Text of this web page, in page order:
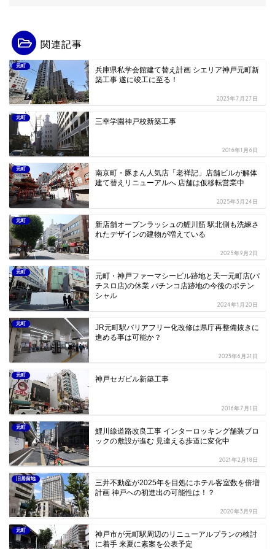
関連記事
元町
兵庫県私学会館建て替え計画 シエリア神戸元町新
築工事 遂に竣工に至る！
2023年7月27日
元町 三幸学園神戸校新築工事
2016年1月6日
元町
南京町・豚まん人気店「老祥記」店舗ビルが解体
建て替えリニューアルへ 店舗は仮移転営業中
2025年3月24日
元町
新店舗オープンラッシュの鯉川筋 駅北側も洗練さ
れたデザインの建物が増えている
2025年9月2日
元町
元町・神戸ファーマシービル跡地と天一元町店(パ
チスロ店)の休業 パチンコ店跡地の今後のポテン
シャル
2024年1月20日
元町
JR元町駅バリアフリー化改修は県庁再整備抜きに
進める事は可能か？
2023年6月21日
元町 神戸セガビル新築工事
2016年7月1日
元町
鯉川線道路改良工事 インターロッキング舗装ブロ
ックの敷設が進む 見違える歩道に変化中
2021年2月18日
旧居留地
三井不動産が2025年を目処にホテル客室数を倍増
計画 神戸への初進出の可能性は！？
2020年3月9日
元町
神戸市が元町駅周辺のリニューアルプランの検討
に着手 来夏に素案を公表予定